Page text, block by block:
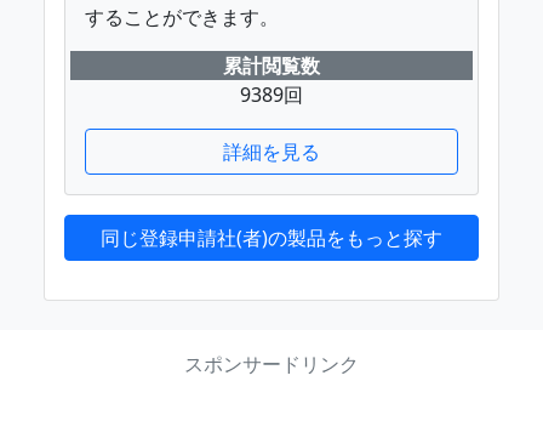
することができます。
累計閲覧数
9389回
詳細を見る
同じ登録申請社(者)の製品をもっと探す
スポンサードリンク